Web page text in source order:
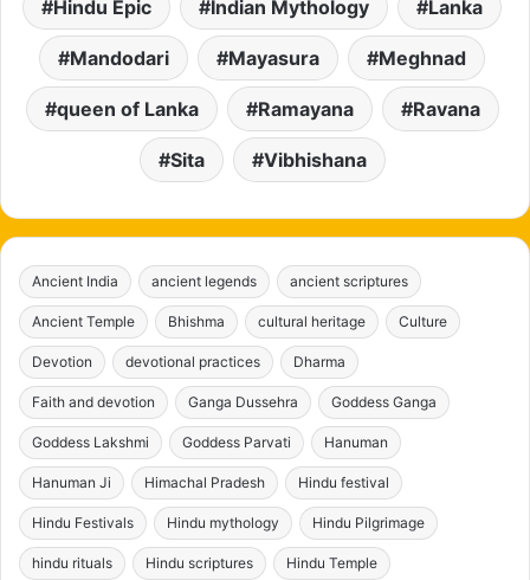
Hindu Epic Indian Mythology Lanka
Mandodari Mayasura Meghnad
queen of Lanka Ramayana Ravana
Sita Vibhishana
Ancient India ancient legends ancient scriptures
Ancient Temple Bhishma cultural heritage Culture
Devotion devotional practices Dharma
Faith and devotion Ganga Dussehra Goddess Ganga
Goddess Lakshmi Goddess Parvati Hanuman
Hanuman Ji Himachal Pradesh Hindu festival
Hindu Festivals Hindu mythology Hindu Pilgrimage
hindu rituals Hindu scriptures Hindu Temple